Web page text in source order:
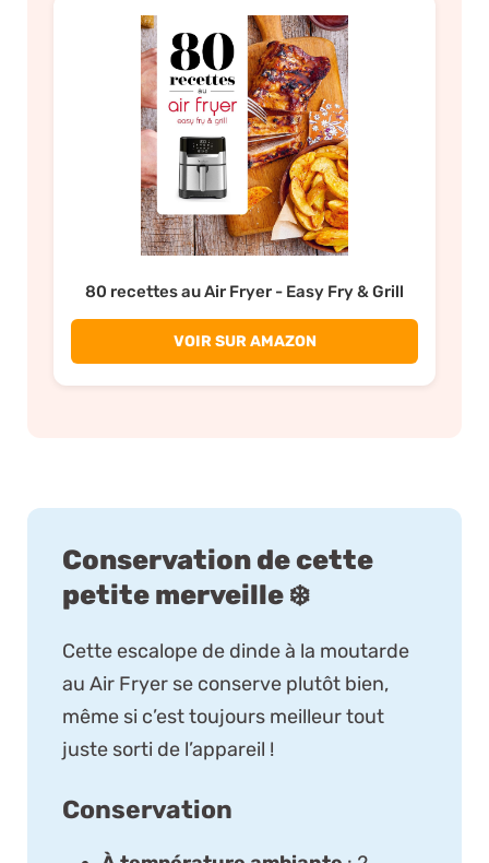
80 recettes au Air Fryer - Easy Fry & Grill
VOIR SUR AMAZON
Conservation de cette
petite merveille ❄️
Cette escalope de dinde à la moutarde
au Air Fryer se conserve plutôt bien,
même si c’est toujours meilleur tout
juste sorti de l’appareil !
Conservation